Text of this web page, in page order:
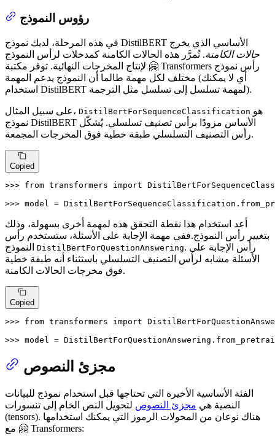
رؤوس النموذج
في هذه المرحلة، لديك نموذج DistilBERT الأساسي الذي يخرج
حالات الكامنة. تُمرَّر هذه الحالات الكامنة كمدخلات لرأس النموذج
لإنتاج المخرجات النهائية. توفر مكتبة 🤗 Transformers رأس نموذج
مختلف لكل مهمة طالما أن النموذج يدعم المهمة (أي لا يمكنك
استخدام DistilBERT لمهمة تسلسل إلى تسلسل مثل الترجمة).
على سبيل المثال، DistilBertForSequenceClassification
نموذج DistilBERT الأساس مزودًا برأس تصنيف تسلسلي. يُشكّل
رأس التصنيف التسلسلي طبقة خطية فوق المخرجات المجمعة.
Copied
>>> from transformers import
>>> model =
أعد استخدام هذا نقطة التحقق هذه لمهمة أخرى بسهولة، وذلك
بتغيير رأس النموذج.ففي مهمة الإجابة على الأسئلة، ستستخدم رأس
DistilBertForQuestionAnswering. رأس الإجابة على
الأسئلة مشابه لرأس التصنيف التسلسلي باستثناء أنه طبقة خطية
فوق مخرجات الحالات الكامنة.
Copied
>>> from transformers import
>>> model =
مجزئ النصوص
الفئة الأساسية الأخيرة التي تحتاجها قبل استخدام نموذج للبيانات
النصية هي مجزئ النصوص لتحويل النص الخام إلى تنسورات
(tensors). هناك نوعان من المحولات الرموز التي يمكنك استخدامها
مع 🤗 Transformers: